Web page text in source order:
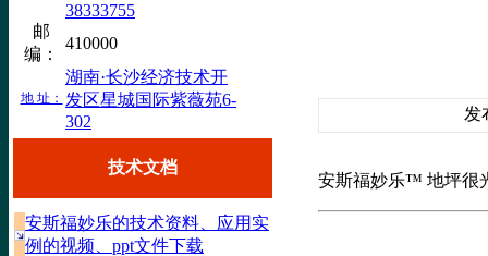
38333755
邮
编：
410000
地 址：
湖南·长沙经济技术开
发区星城国际紫薇苑6-
302
技术文档
安斯福妙乐的技术资料、应用实
例的视频、ppt文件下载
发
安斯福妙乐™ 地坪很